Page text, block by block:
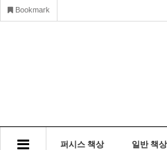
Bookmark
퍼시스 책상 일반 책상